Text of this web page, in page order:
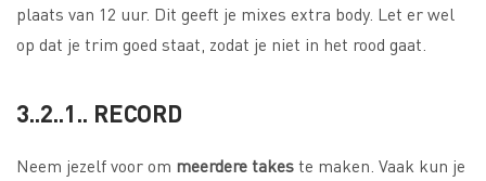
plaats van 12 uur. Dit geeft je mixes extra body. Let er wel
op dat je trim goed staat, zodat je niet in het rood gaat.
3..2..1.. RECORD
Neem jezelf voor om meerdere takeste maken. Vaak kun je